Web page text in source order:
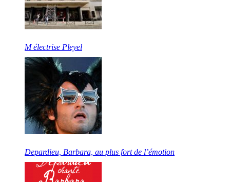
M électrise Pleyel
Depardieu, Barbara, au plus fort de l’émotion